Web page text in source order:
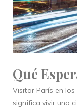
Qué
Visitar París en los
significa vivir una